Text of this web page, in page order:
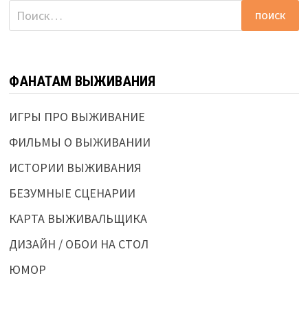
Найти:
ФАНАТАМ ВЫЖИВАНИЯ
ИГРЫ ПРО ВЫЖИВАНИЕ
ФИЛЬМЫ О ВЫЖИВАНИИ
ИСТОРИИ ВЫЖИВАНИЯ
БЕЗУМНЫЕ СЦЕНАРИИ
КАРТА ВЫЖИВАЛЬЩИКА
ДИЗАЙН / ОБОИ НА СТОЛ
ЮМОР